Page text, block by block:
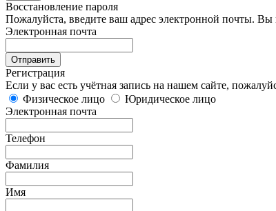
Восстановление пароля
Пожалуйста, введите ваш адрес электронной почты. Вы
Электронная почта
Регистрация
Если у вас есть учётная запись на нашем сайте,
Физическое лицо
Юридическое лицо
Электронная почта
Телефон
Фамилия
Имя